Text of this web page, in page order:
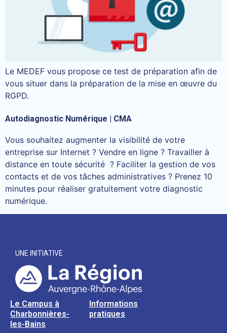
Le MEDEF vous propose ce test de préparation afin de
vous situer dans la préparation de la mise en œuvre du
RGPD.
Autodiagnostic Numérique | CMA
Vous souhaitez augmenter la visibilité de votre
entreprise sur Internet ? Vendre en ligne ? Travailler à
distance en toute sécurité ? Faciliter la gestion de vos
contacts et de vos tâches administratives ? Prenez 10
minutes pour réaliser gratuitement votre diagnostic
numérique.
UNE INITIATIVE
Le Campus à
Charbonnières-
les-Bains
Informations
pratiques